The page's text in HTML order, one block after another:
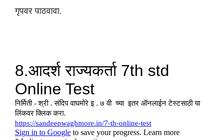
गृपवर पाठवावा.